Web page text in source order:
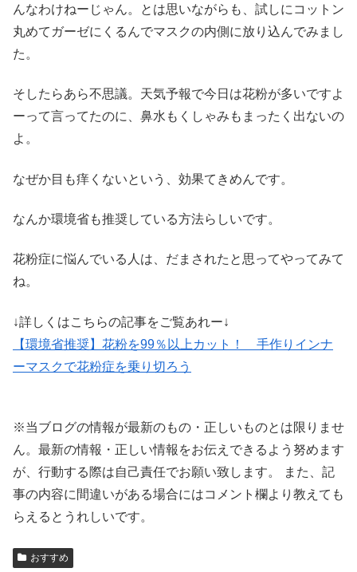
んなわけねーじゃん。とは思いながらも、試しにコットン
丸めてガーゼにくるんでマスクの内側に放り込んでみまし
た。
そしたらあら不思議。天気予報で今日は花粉が多いですよ
ーって言ってたのに、鼻水もくしゃみもまったく出ないの
よ。
なぜか目も痒くないという、効果てきめんです。
なんか環境省も推奨している方法らしいです。
花粉症に悩んでいる人は、だまされたと思ってやってみて
ね。
↓詳しくはこちらの記事をご覧あれー↓
【環境省推奨】花粉を99％以上カット！ 手作りインナ
ーマスクで花粉症を乗り切ろう
※当ブログの情報が最新のもの・正しいものとは限りませ
ん。最新の情報・正しい情報をお伝えできるよう努めます
が、行動する際は自己責任でお願い致します。 また、記
事の内容に間違いがある場合にはコメント欄より教えても
らえるとうれしいです。
おすすめ